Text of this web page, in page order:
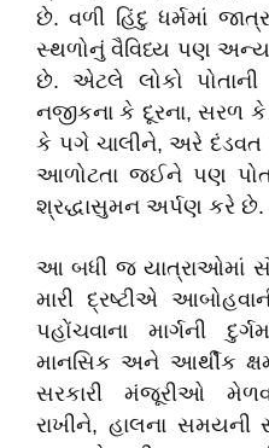
છે. વળી હિંદુ ધર્મમાં
સ્થળોનું વૈવિધ્ય પણ અન્ય
છે. એટલે લોકો
નજીકના કે દૂરના, સરળ કે
કે પગે ચાલીને, અરે દંડવત
આળોટતા જઈને પણ
શ્રદ્ધાસુમન અર્પણ કરે છે.
આ બધી જ યાત્રાઓમાં
મારી દ્રષ્ટીએ
પહોંચવાના માર્ગની
માનસિક અને આર્થીક
સરકારી મંજૂરીઓ
રાખીને, હાલના સમયની